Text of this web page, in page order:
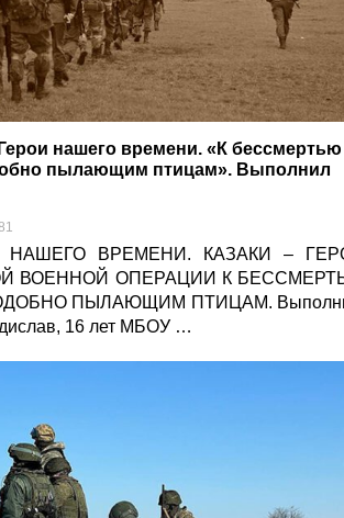
нашего времени. «К бессмертью
пылающим птицам». Выполнил
ВРЕМЕНИ. КАЗАКИ –
ВОЕННОЙ ОПЕРАЦИИ К
ПЫЛАЮЩИМ ПТИЦАМ.
16 лет МБОУ …